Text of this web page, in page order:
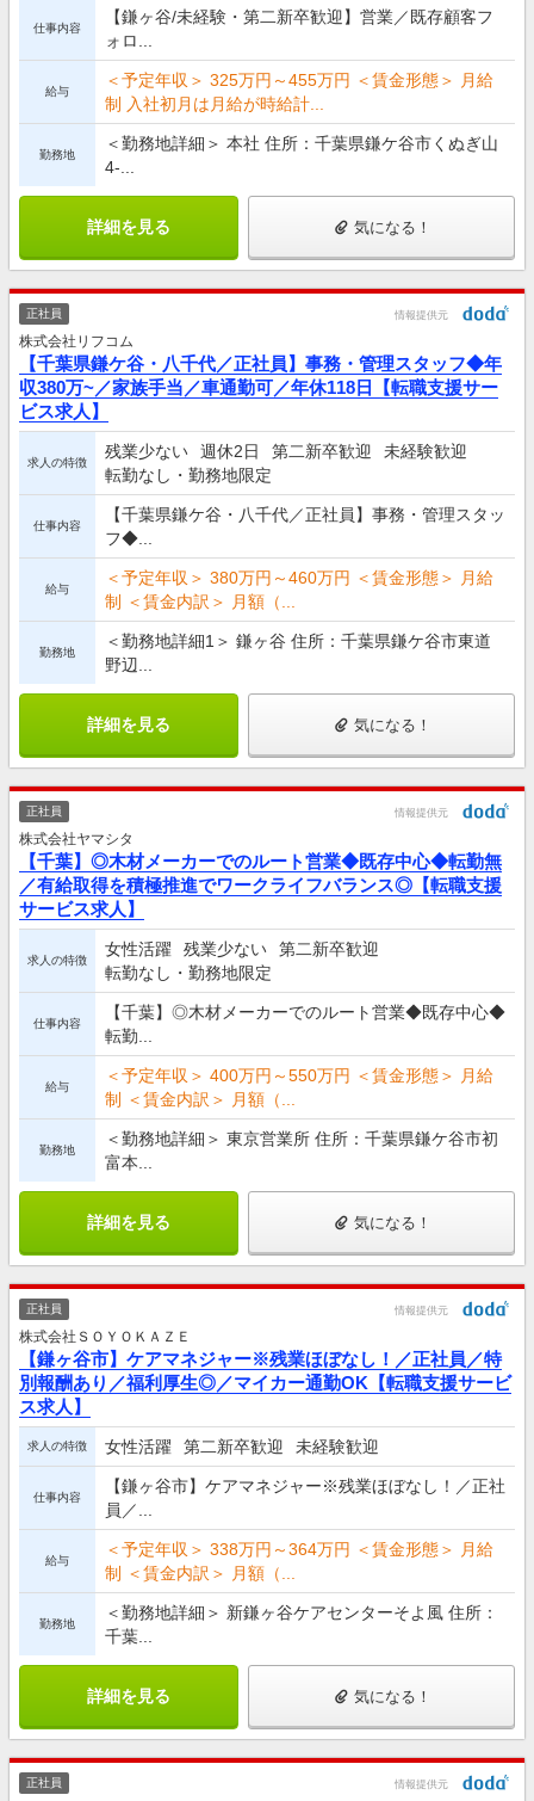
仕事内容
【鎌ヶ谷/未経験・第二新卒歓迎】営業／既存顧客フ
ォロ...
給与
＜予定年収＞ 325万円～455万円 ＜賃金形態＞ 月給
制 入社初月は月給が時給計...
勤務地
＜勤務地詳細＞ 本社 住所：千葉県鎌ケ谷市くぬぎ山
4-...
詳細を見る 気になる！
正社員 情報提供元
株式会社リフコム
【千葉県鎌ケ谷・八千代／正社員】事務・管理スタッフ◆年
収380万~／家族手当／車通勤可／年休118日【転職支援サー
ビス求人】
求人の特徴
残業少ない 週休2日 第二新卒歓迎
未経験歓迎
転勤なし・勤務地限定
仕事内容
【千葉県鎌ケ谷・八千代／正社員】事務・管理スタッ
フ◆...
給与
＜予定年収＞ 380万円～460万円 ＜賃金形態＞ 月給
制 ＜賃金内訳＞ 月額（...
勤務地
＜勤務地詳細1＞ 鎌ヶ谷 住所：千葉県鎌ケ谷市東道
野辺...
詳細を見る 気になる！
正社員 情報提供元
株式会社ヤマシタ
【千葉】◎木材メーカーでのルート営業◆既存中心◆転勤無
／有給取得を積極推進でワークライフバランス◎【転職支援
サービス求人】
求人の特徴
女性活躍 残業少ない
第二新卒歓迎
転勤なし・勤務地限定
仕事内容
【千葉】◎木材メーカーでのルート営業◆既存中心◆
転勤...
給与
＜予定年収＞ 400万円～550万円 ＜賃金形態＞ 月給
制 ＜賃金内訳＞ 月額（...
勤務地
＜勤務地詳細＞ 東京営業所 住所：千葉県鎌ケ谷市初
富本...
詳細を見る 気になる！
正社員 情報提供元
株式会社ＳＯＹＯＫＡＺＥ
【鎌ヶ谷市】ケアマネジャー※残業ほぼなし！／正社員／特
別報酬あり／福利厚生◎／マイカー通勤OK【転職支援サービ
ス求人】
求人の特徴 女性活躍 第二新卒歓迎 未経験歓迎
仕事内容
【鎌ヶ谷市】ケアマネジャー※残業ほぼなし！／正社
員／...
給与
＜予定年収＞ 338万円～364万円 ＜賃金形態＞ 月給
制 ＜賃金内訳＞ 月額（...
勤務地
＜勤務地詳細＞ 新鎌ヶ谷ケアセンターそよ風 住所：
千葉...
詳細を見る 気になる！
正社員 情報提供元